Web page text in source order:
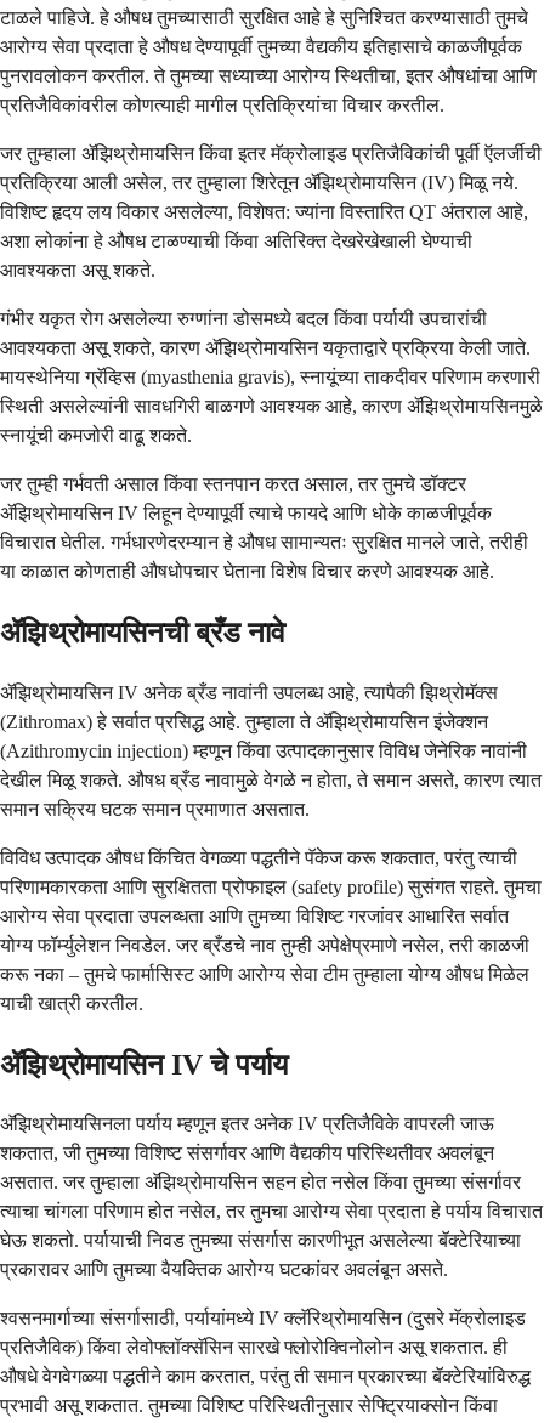
टाळले पाहिजे. हे औषध तुमच्यासाठी सुरक्षित आहे हे सुनिश्चित करण्यासाठी तुमचे
आरोग्य सेवा प्रदाता हे औषध देण्यापूर्वी तुमच्या वैद्यकीय इतिहासाचे काळजीपूर्वक
पुनरावलोकन करतील. ते तुमच्या सध्याच्या आरोग्य स्थितीचा, इतर औषधांचा आणि
प्रतिजैविकांवरील कोणत्याही मागील प्रतिक्रियांचा विचार करतील.
जर तुम्हाला ॲझिथ्रोमायसिन किंवा इतर मॅक्रोलाइड प्रतिजैविकांची पूर्वी ऍलर्जीची
प्रतिक्रिया आली असेल, तर तुम्हाला शिरेतून ॲझिथ्रोमायसिन (IV) मिळू नये.
विशिष्ट हृदय लय विकार असलेल्या, विशेषत: ज्यांना विस्तारित QT अंतराल आहे,
अशा लोकांना हे औषध टाळण्याची किंवा अतिरिक्त देखरेखेखाली घेण्याची
आवश्यकता असू शकते.
गंभीर यकृत रोग असलेल्या रुग्णांना डोसमध्ये बदल किंवा पर्यायी उपचारांची
आवश्यकता असू शकते, कारण ॲझिथ्रोमायसिन यकृताद्वारे प्रक्रिया केली जाते.
मायस्थेनिया ग्रॅव्हिस (myasthenia gravis), स्नायूंच्या ताकदीवर परिणाम करणारी
स्थिती असलेल्यांनी सावधगिरी बाळगणे आवश्यक आहे, कारण ॲझिथ्रोमायसिनमुळे
स्नायूंची कमजोरी वाढू शकते.
जर तुम्ही गर्भवती असाल किंवा स्तनपान करत असाल, तर तुमचे डॉक्टर
ॲझिथ्रोमायसिन IV लिहून देण्यापूर्वी त्याचे फायदे आणि धोके काळजीपूर्वक
विचारात घेतील. गर्भधारणेदरम्यान हे औषध सामान्यतः सुरक्षित मानले जाते, तरीही
या काळात कोणताही औषधोपचार घेताना विशेष विचार करणे आवश्यक आहे.
ॲझिथ्रोमायसिनची ब्रँड नावे
ॲझिथ्रोमायसिन IV अनेक ब्रँड नावांनी उपलब्ध आहे, त्यापैकी झिथ्रोमॅक्स
(Zithromax) हे सर्वात प्रसिद्ध आहे. तुम्हाला ते ॲझिथ्रोमायसिन इंजेक्शन
(Azithromycin injection) म्हणून किंवा उत्पादकानुसार विविध जेनेरिक नावांनी
देखील मिळू शकते. औषध ब्रँड नावामुळे वेगळे न होता, ते समान असते, कारण त्यात
समान सक्रिय घटक समान प्रमाणात असतात.
विविध उत्पादक औषध किंचित वेगळ्या पद्धतीने पॅकेज करू शकतात, परंतु त्याची
परिणामकारकता आणि सुरक्षितता प्रोफाइल (safety profile) सुसंगत राहते. तुमचा
आरोग्य सेवा प्रदाता उपलब्धता आणि तुमच्या विशिष्ट गरजांवर आधारित सर्वात
योग्य फॉर्म्युलेशन निवडेल. जर ब्रँडचे नाव तुम्ही अपेक्षेप्रमाणे नसेल, तरी काळजी
करू नका – तुमचे फार्मासिस्ट आणि आरोग्य सेवा टीम तुम्हाला योग्य औषध मिळेल
याची खात्री करतील.
ॲझिथ्रोमायसिन IV चे पर्याय
अ‍ॅझिथ्रोमायसिनला पर्याय म्हणून इतर अनेक IV प्रतिजैविके वापरली जाऊ
शकतात, जी तुमच्या विशिष्ट संसर्गावर आणि वैद्यकीय परिस्थितीवर अवलंबून
असतात. जर तुम्हाला अ‍ॅझिथ्रोमायसिन सहन होत नसेल किंवा तुमच्या संसर्गावर
त्याचा चांगला परिणाम होत नसेल, तर तुमचा आरोग्य सेवा प्रदाता हे पर्याय विचारात
घेऊ शकतो. पर्यायाची निवड तुमच्या संसर्गास कारणीभूत असलेल्या बॅक्टेरियाच्या
प्रकारावर आणि तुमच्या वैयक्तिक आरोग्य घटकांवर अवलंबून असते.
श्वसनमार्गाच्या संसर्गासाठी, पर्यायांमध्ये IV क्लॅरिथ्रोमायसिन (दुसरे मॅक्रोलाइड
प्रतिजैविक) किंवा लेवोफ्लॉक्सॅसिन सारखे फ्लोरोक्विनोलोन असू शकतात. ही
औषधे वेगवेगळ्या पद्धतीने काम करतात, परंतु ती समान प्रकारच्या बॅक्टेरियांविरुद्ध
प्रभावी असू शकतात. तुमच्या विशिष्ट परिस्थितीनुसार सेफ्ट्रियाक्सोन किंवा